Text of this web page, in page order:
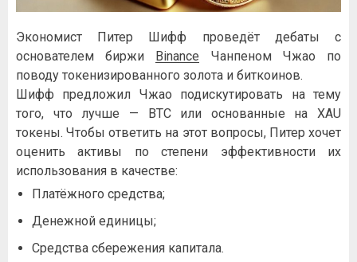
Экономист Питер Шифф проведёт дебаты с
основателем биржи
Binance Чанпеном Чжао по
поводу токенизированного золота и биткоинов.
Шифф предложил Чжао подискутировать на тему
того, что лучше — BTC или основанные на XAU
токены. Чтобы ответить на этот вопросы, Питер хочет
оценить активы по степени эффективности их
использования в качестве:
Платёжного средства;
Денежной единицы;
Средства сбережения капитала.